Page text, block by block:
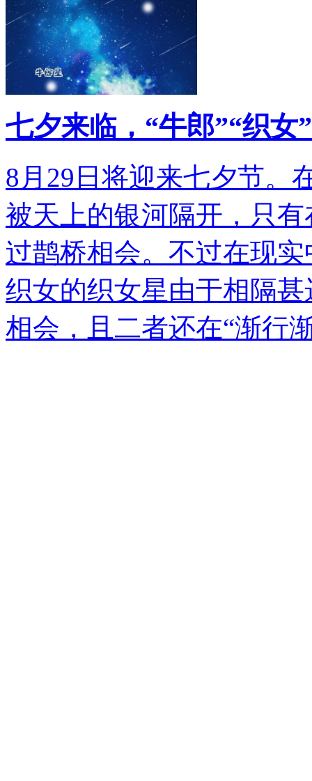
七夕来临，“牛郎”“织女
8月29日将迎来七夕节。
被天上的银河隔开，只
过鹊桥相会。不过在现
织女的织女星由于相隔
相会，且二者还在“渐行